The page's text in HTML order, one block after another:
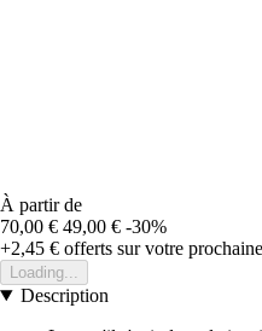
À partir de
70,00 € 49,00 € -30%
+2,45 € offerts sur votre
Loading...
Description